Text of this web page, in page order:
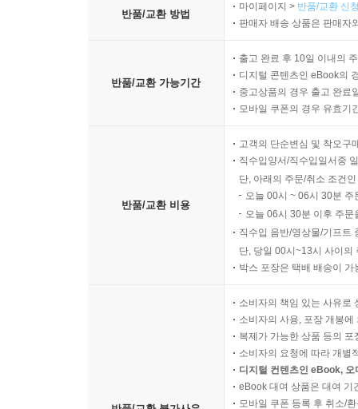
반품/교환 방법
마이페이지 > 반품/교환 신
판매자 배송 상품은 판매자
반품/교환 가능기간
출고 완료 후 10일 이내의
디지털 콘텐츠인 eBook의
중고상품의 경우 출고 완료
모바일 쿠폰의 경우 유효기
반품/교환 비용
고객의 단순변심 및 착오구
직수입양서/직수입일서중
단, 아래의 주문/취소 조건
오늘 00시 ~ 06시 30분
오늘 06시 30분 이후 주
직수입 음반/영상물/기프트
단, 당일 00시~13시 사이의
박스 포장은 택배 배송이
소비자의 책임 있는 사유로
소비자의 사용, 포장 개봉
복제가 가능한 상품 등의
소비자의 요청에 따라 개별
디지털 컨텐츠인 eBook,
eBook 대여 상품은 대여 기
모바일 쿠폰 등록 후 취소/